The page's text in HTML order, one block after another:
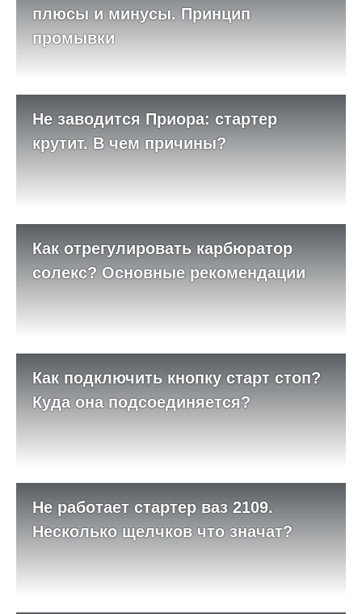
плюсы и минусы. Принцип
промывки
Не заводится Приора: стартер
крутит. В чем причины?
Как отрегулировать карбюратор
солекс? Основные рекомендации
Как подключить кнопку старт стоп?
Куда она подсоединяется?
Не работает стартер ваз 2109.
Несколько щелчков что значат?